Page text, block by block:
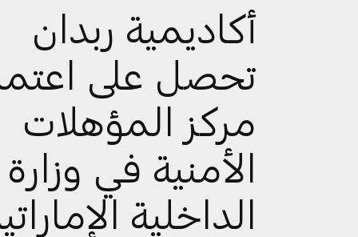
أكاديمية ربدان
تحصل على
مركز المؤهلات
الأمنية في وزارة
الداخلية